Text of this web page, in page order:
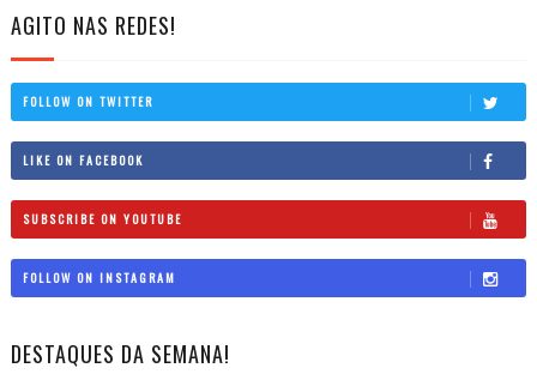
AGITO NAS REDES!
FOLLOW ON TWITTER
LIKE ON FACEBOOK
SUBSCRIBE ON YOUTUBE
FOLLOW ON INSTAGRAM
DESTAQUES DA SEMANA!